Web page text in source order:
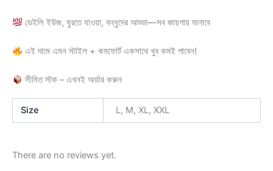
ডেইলি ইউজ, ঘুরতে যাওয়া, বন্ধুদের আড্ডা—সব জায়গায় মানাবে
এই দামে এমন স্টাইল + কমফোর্ট একসাথে খুব কমই পাবেন!
সীমিত স্টক – এখনই অর্ডার করুন
Size L, M, XL, XXL
There are no reviews yet.